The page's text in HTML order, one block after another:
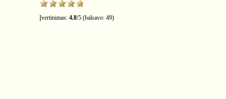
Įvertinimas: 4.8/5 (balsavo: 49)